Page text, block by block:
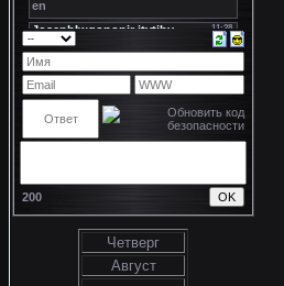
200
Четверг
Август